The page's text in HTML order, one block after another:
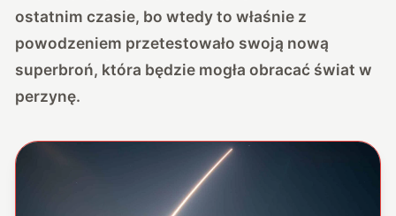
ostatnim czasie, bo wtedy to właśnie z
powodzeniem przetestowało swoją nową
superbroń, która będzie mogła obracać świat w
perzynę.